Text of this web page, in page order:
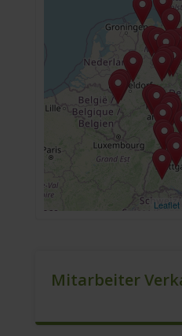
Leaflet